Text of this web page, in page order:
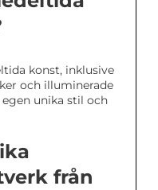
konst, inklusive
och illuminerade
unika stil och
från